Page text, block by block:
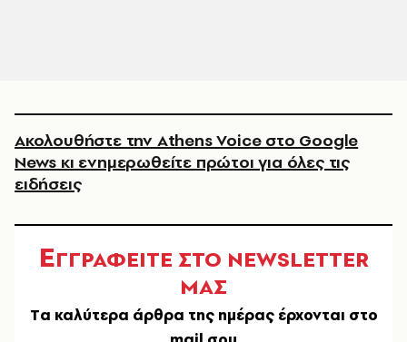
Ακολουθήστε την Athens Voice στο Google
News κι ενημερωθείτε πρώτοι για όλες τις
ειδήσεις
ΕΓΓΡΑΦΕΙΤΕ ΣΤΟ NEWSLETTER
ΜΑΣ
Tα καλύτερα άρθρα της ημέρας έρχονται στο